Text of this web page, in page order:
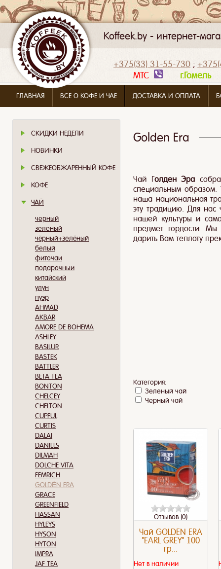
Koffeek.by - интернет-
+375(33) 31-55-730 ;
МТС
ГЛАВНАЯ ВСЕ О КОФЕ И ЧАЕ ДОСТАВКА И ОПЛАТА
СКИДКИ НЕДЕЛИ
НОВИНКИ
СВЕЖЕОБЖАРЕННЫЙ КОФЕ
КОФЕ
ЧАЙ
черный
зеленый
чёрный+зелёный
белый
фиточаи
подарочный
китайский
улун
пуэр
AHMAD
AKBAR
AMORE DE BOHEMA
ASHLEY
BASILUR
BASTEK
BATTLER
BETA TEA
BONTON
CHELCEY
CHELTON
CUPFUL
CURTIS
DALAI
DANIELS
DILMAH
DOLCHE VITA
FEMRICH
GOLDÉN ERA
GRACE
GREENFIELD
HASSAN
HYLEYS
HYSON
HYTON
IMPRA
JAF TEA
Golden Era
Чай Голден Эра
специальным
наша национальная
эту традицию. Для нас
нашей культуры и
предмет гордости.
дарить Вам теплоту
Категория:
Зеленый чай
Черный чай
Отзывов (0)
Чай GOLDEN ERA
"EARL GREY" 100
гр...
Нет в наличии